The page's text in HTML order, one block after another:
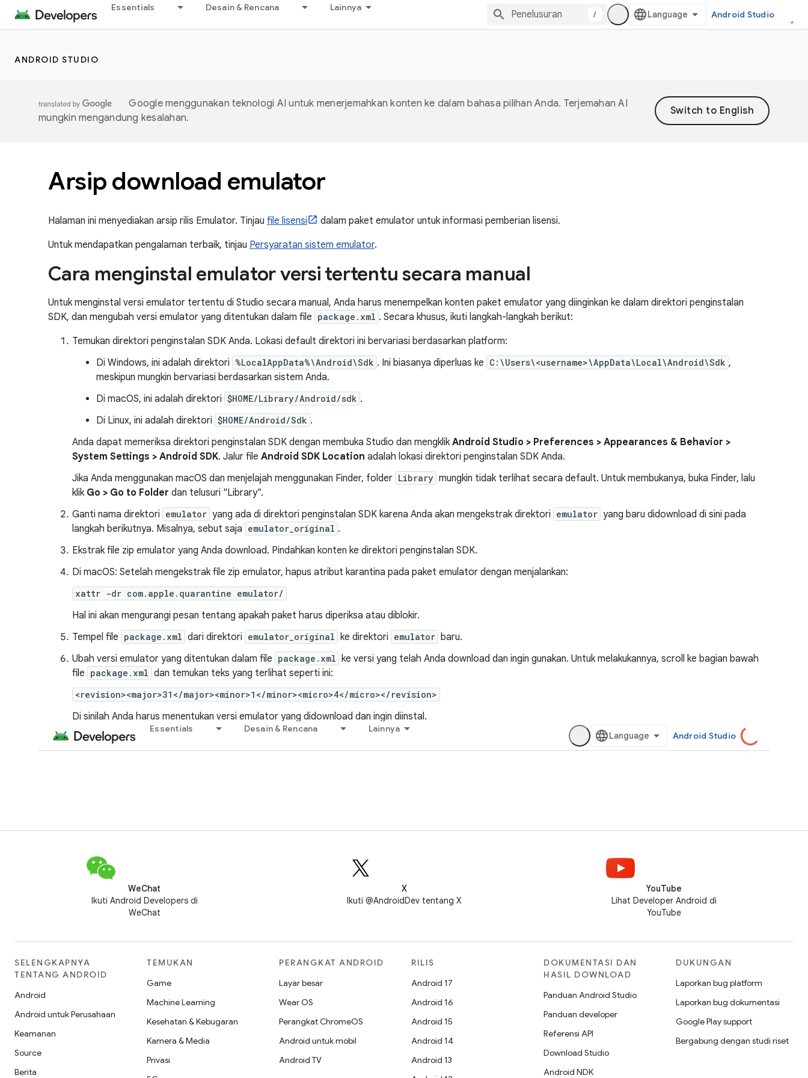
Essentials Desain & Rencana Lainnya
/ Android Studio
ANDROID STUDIO
Google menggunakan teknologi AI untuk menerjemahkan konten ke dalam bahasa pilihan Anda. Terjemahan AI
mungkin mengandung kesalahan.
Arsip download emulator
Halaman ini menyediakan arsip rilis Emulator. Tinjau file lisensi
dalam paket emulator untuk informasi pemberian lisensi.
Untuk mendapatkan pengalaman terbaik, tinjau Persyaratan sistem emulator.
Cara menginstal emulator versi tertentu secara manual
Untuk menginstal versi emulator tertentu di Studio secara manual, Anda harus menempelkan konten paket emulator yang diinginkan ke dalam direktori penginstalan
SDK, dan mengubah versi emulator yang ditentukan dalam file package.xml . Secara khusus, ikuti langkah-langkah berikut:
Temukan direktori penginstalan SDK Anda. Lokasi default direktori ini bervariasi berdasarkan platform:
Di Windows, ini adalah direktori %LocalAppData%\Android\Sdk . Ini biasanya diperluas ke C:\Users\<username>\AppData\Local\Android\Sdk ,
meskipun mungkin bervariasi berdasarkan sistem Anda.
Di macOS, ini adalah direktori $HOME/Library/Android/sdk .
Di Linux, ini adalah direktori $HOME/Android/Sdk .
Anda dapat memeriksa direktori penginstalan SDK dengan membuka Studio dan mengklik Android Studio > Preferences > Appearances & Behavior >
System Settings > Android SDK. Jalur file Android SDK Location adalah lokasi direktori penginstalan SDK Anda.
Jika Anda menggunakan macOS dan menjelajah menggunakan Finder, folder Library mungkin tidak terlihat secara default. Untuk membukanya, buka Finder, lalu
klik Go > Go to Folder dan telusuri "Library".
Ganti nama direktori emulator yang ada di direktori penginstalan SDK karena Anda akan mengekstrak direktori emulator yang baru didownload di sini pada
langkah berikutnya. Misalnya, sebut saja emulator_original .
Ekstrak file zip emulator yang Anda download. Pindahkan konten ke direktori penginstalan SDK.
Di macOS: Setelah mengekstrak file zip emulator, hapus atribut karantina pada paket emulator dengan menjalankan:
xattr -dr com.apple.quarantine emulator/
Hal ini akan mengurangi pesan tentang apakah paket harus diperiksa atau diblokir.
Tempel file package.xml dari direktori emulator_original ke direktori emulator baru.
Ubah versi emulator yang ditentukan dalam file package.xml ke versi yang telah Anda download dan ingin gunakan. Untuk melakukannya, scroll ke bagian bawah
file package.xml dan temukan teks yang terlihat seperti ini:
<revision><major>31</major><minor>1</minor><micro>4</micro></revision>
Di sinilah Anda harus menentukan versi emulator yang didownload dan ingin diinstal.
WeChat
Ikuti Android Developers di
WeChat
X
Ikuti @AndroidDev tentang X
YouTube
Lihat Developer Android di
YouTube
SELENGKAPNYA
TENTANG ANDROID
Android
Android untuk Perusahaan
Keamanan
Source
Berita
TEMUKAN
Game
Machine Learning
Kesehatan & Kebugaran
Kamera & Media
Privasi
PERANGKAT ANDROID
Layar besar
Wear OS
Perangkat ChromeOS
Android untuk mobil
Android TV
RILIS
Android 17
Android 16
Android 15
Android 14
Android 13
DOKUMENTASI DAN
HASIL DOWNLOAD
Panduan Android Studio
Panduan developer
Referensi API
Download Studio
Android NDK
DUKUNGAN
Laporkan bug platform
Laporkan bug dokumentasi
Google Play support
Bergabung dengan studi riset